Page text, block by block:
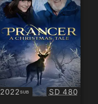
2022SUB
Субтитри Качество:
SD 480